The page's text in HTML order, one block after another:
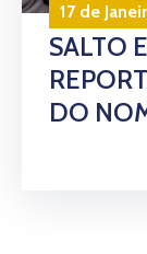
17 de
SALTO
DO